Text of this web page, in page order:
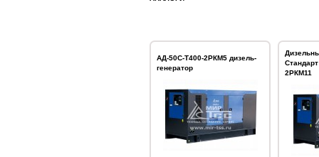
АД-50С-Т400-2РКМ5 дизель-
генератор
2РКМ11